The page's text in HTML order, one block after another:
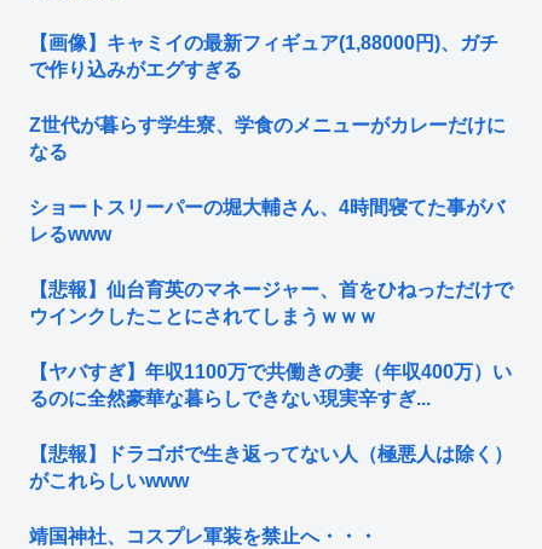
【画像】キャミイの最新フィギュア(1,88000円)、ガチ
で作り込みがエグすぎる
Z世代が暮らす学生寮、学食のメニューがカレーだけに
なる
ショートスリーパーの堀大輔さん、4時間寝てた事がバ
レるwww
【悲報】仙台育英のマネージャー、首をひねっただけで
ウインクしたことにされてしまうｗｗｗ
【ヤバすぎ】年収1100万で共働きの妻（年収400万）い
るのに全然豪華な暮らしできない現実辛すぎ...
【悲報】ドラゴボで生き返ってない人（極悪人は除く）
がこれらしいwww
靖国神社、コスプレ軍装を禁止へ・・・